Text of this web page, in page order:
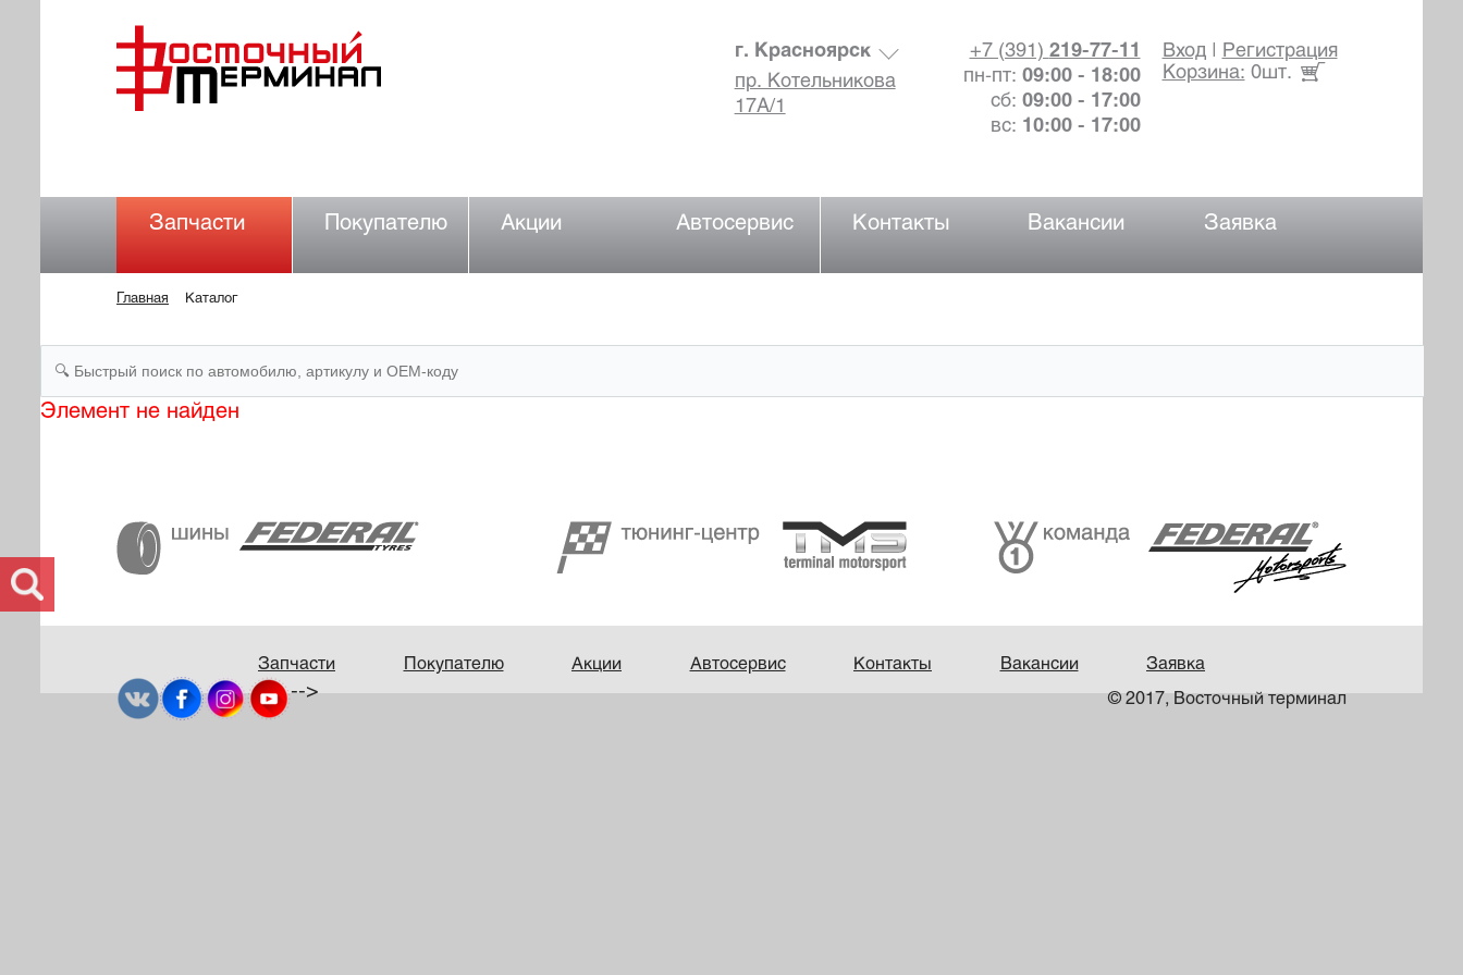
Вход|
Регистрация
Корзина: 0шт.
+7 (391) 219-77-11
пн-пт: 09:00 - 18:00
сб: 09:00 - 17:00
вс: 10:00 - 17:00
г. Красноярск
пр. Котельникова
17А/1
Запчасти Покупателю Акции Автосервис Контакты Вакансии Заявка
Главная Каталог
Элемент не найден
Запчасти Покупателю Акции Автосервис Контакты Вакансии Заявка
© 2017, Восточный терминал
-->